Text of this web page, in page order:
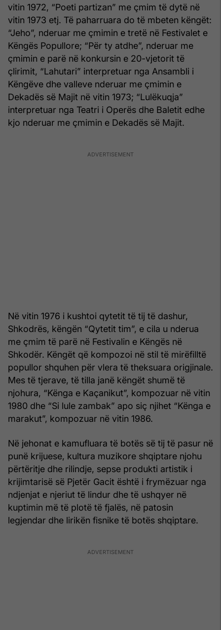
vitin 1972, “Poeti partizan” me çmim të dytë në
vitin 1973 etj. Të paharruara do të mbeten këngët:
“Jeho”, nderuar me çmimin e tretë në Festivalet e
Këngës Popullore; “Për ty atdhe”, nderuar me
çmimin e parë në konkursin e 20-vjetorit të
çlirimit, “Lahutari” interpretuar nga Ansambli i
Këngëve dhe valleve nderuar me çmimin e
Dekadës së Majit në vitin 1973; “Lulëkuqja”
interpretuar nga Teatri i Operës dhe Baletit edhe
kjo nderuar me çmimin e Dekadës së Majit.
Në vitin 1976 i kushtoi qytetit të tij të dashur,
Shkodrës, këngën “Qytetit tim”, e cila u nderua
me çmim të parë në Festivalin e Këngës në
Shkodër. Këngët që kompozoi në stil të mirëfilltë
popullor shquhen për vlera të theksuara origjinale.
Mes të tjerave, të tilla janë këngët shumë të
njohura, “Kënga e Kaçanikut”, kompozuar në vitin
1980 dhe “Si lule zambak” apo siç njihet “Kënga e
marakut”, kompozuar në vitin 1986.
Në jehonat e kamufluara të botës së tij të pasur në
punë krijuese, kultura muzikore shqiptare njohu
përtëritje dhe rilindje, sepse produkti artistik i
krijimtarisë së Pjetër Gacit është i frymëzuar nga
ndjenjat e njeriut të lindur dhe të ushqyer në
kuptimin më të plotë të fjalës, në patosin
legjendar dhe lirikën fisnike të botës shqiptare.